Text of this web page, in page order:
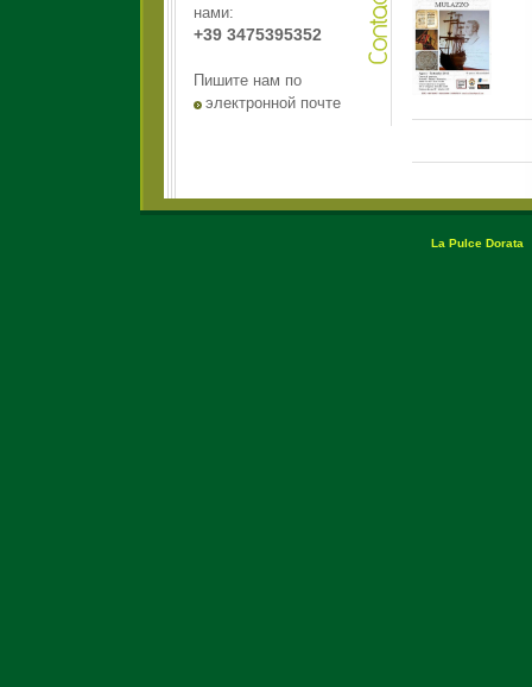
нами:
+39 3475395352
Пишите нам по
электронной почте
La Pulce Dorata